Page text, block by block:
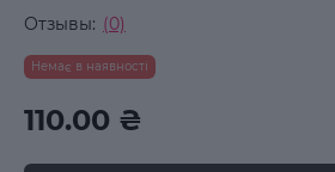
Отзывы: (0)
Немає в наявності
110.00 ₴